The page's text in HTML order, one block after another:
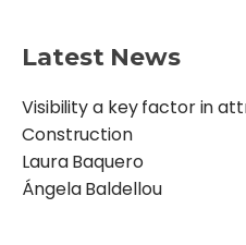
Latest News
Visibility a key factor in
Construction
Laura Baquero
Ángela Baldellou